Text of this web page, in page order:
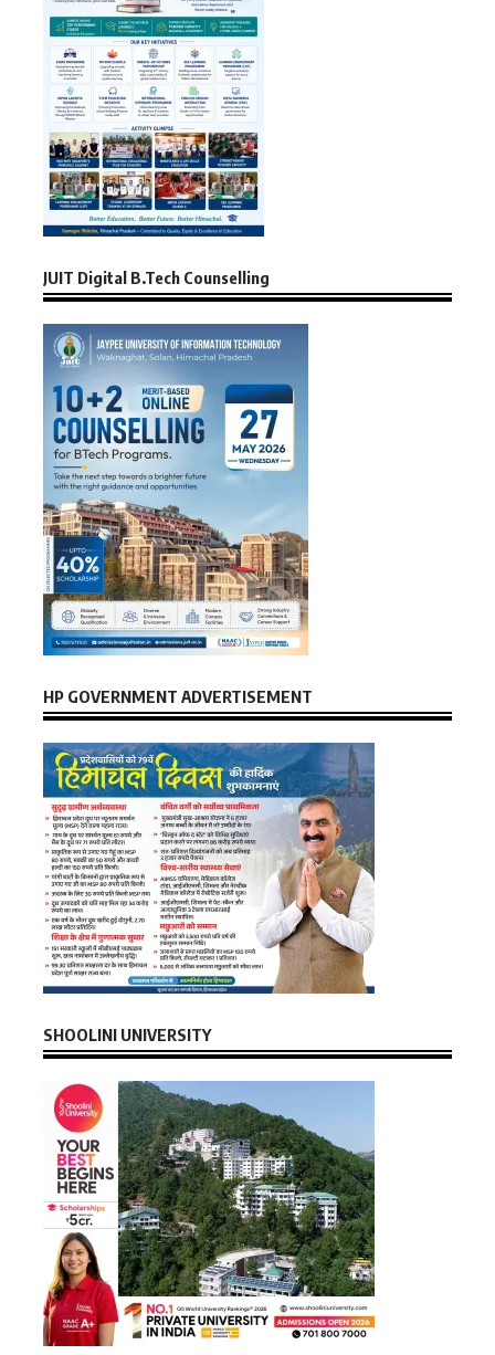
JUIT Digital B.Tech Counselling
HP GOVERNMENT ADVERTISEMENT
SHOOLINI UNIVERSITY